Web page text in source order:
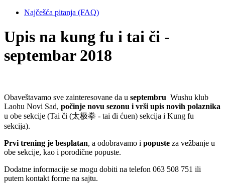
Najčešća pitanja (FAQ)
Upis na kung fu i tai či -
septembar 2018
Obaveštavamo sve zainteresovane da u septembru Wushu klub
Laohu Novi Sad, počinje novu sezonu i vrši upis novih polaznika
u obe sekcije (Tai či (太极拳 - tai đi ćuen) sekcija i Kung fu
sekcija).
Prvi trening je besplatan, a odobravamo i popuste za vežbanje u
obe sekcije, kao i porodične popuste.
Dodatne informacije se mogu dobiti na telefon 063 508 751 ili
putem kontakt forme na sajtu.